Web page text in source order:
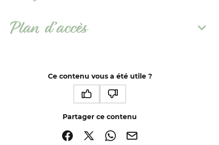
Plan d’accès
Ce contenu vous a été utile ?
Partager ce contenu
Partager sur Facebook (nouvelle fenêtre)
Partager sur X / Twitter (nouvelle fenêtre)
Partager sur WhatsApp
Partager par mail